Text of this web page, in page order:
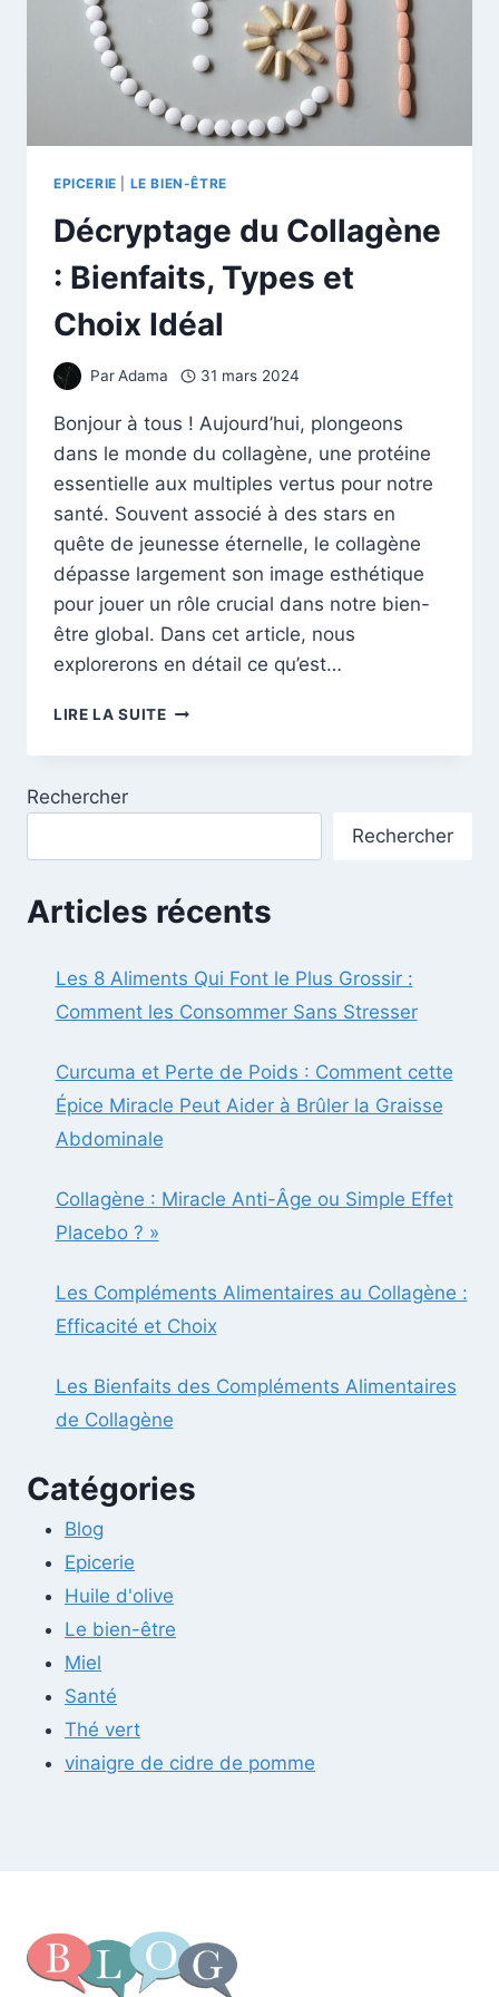
EPICERIE LE BIEN-ÊTRE
Décryptage du Collagène
: Bienfaits, Types et
Choix Idéal
ParAdama 31 mars 2024
Bonjour à tous ! Aujourd’hui, plongeons
dans le monde du collagène, une protéine
essentielle aux multiples vertus pour notre
santé. Souvent associé à des stars en
quête de jeunesse éternelle, le collagène
dépasse largement son image esthétique
pour jouer un rôle crucial dans notre bien-
être global. Dans cet article, nous
explorerons en détail ce qu’est…
LIRE LA SUITEDÉCRYPTAGE
COLLAGÈNE
IDÉAL
Rechercher
Rechercher
Articles récents
Les 8 Aliments Qui Font le Plus Grossir :
Comment les Consommer Sans Stresser
Curcuma et Perte de Poids : Comment cette
Épice Miracle Peut Aider à Brûler la Graisse
Abdominale
Collagène : Miracle Anti-Âge ou Simple Effet
Placebo ? »
Les Compléments Alimentaires au Collagène :
Efficacité et Choix
Les Bienfaits des Compléments Alimentaires
de Collagène
Catégories
Blog
Epicerie
Huile d'olive
Le bien-être
Miel
Santé
Thé vert
vinaigre de cidre de pomme